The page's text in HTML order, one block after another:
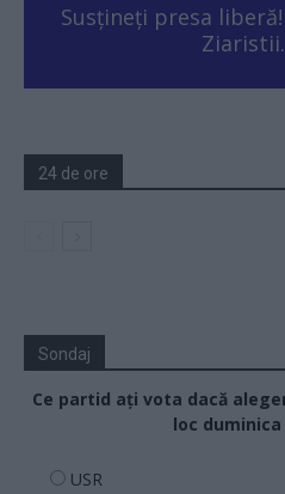
Susțineți presa
24 de ore
Sondaj
Ce partid ați vota dacă
loc
USR